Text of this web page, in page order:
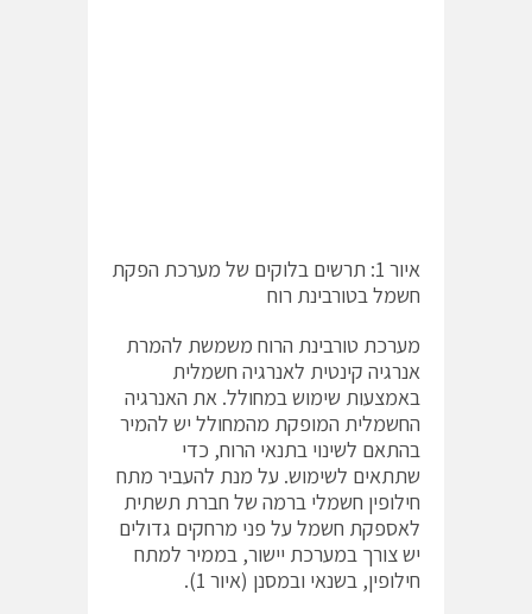
איור 1: תרשים בלוקים של מערכת הפקת
חשמל בטורבינת רוח
מערכת טורבינת הרוח משמשת להמרת
אנרגיה קינטית לאנרגיה חשמלית
באמצעות שימוש במחולל. את האנרגיה
החשמלית המופקת מהמחולל יש להמיר
בהתאם לשינוי בתנאי הרוח, כדי
שתתאים לשימוש. על מנת להעביר מתח
חילופין חשמלי ברמה של חברת תשתית
לאספקת חשמל על פני מרחקים גדולים
יש צורך במערכת יישור, בממיר למתח
חילופין, בשנאי ובמסנן (איור 1).